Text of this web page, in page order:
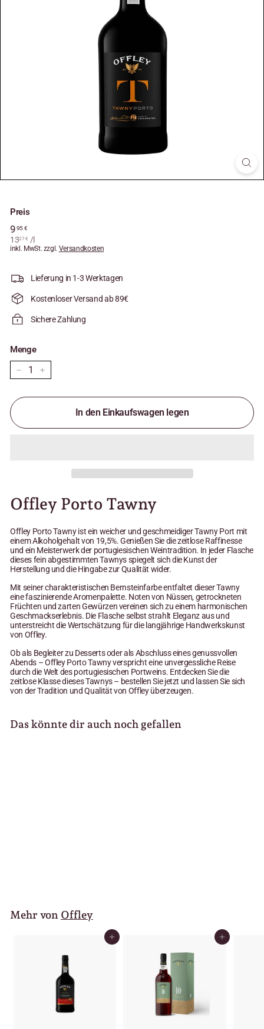
Preis
Normaler
Preis
995 €
€
1327 € 13,27
€
/l
inkl. MwSt. zzgl. Versandkosten
Lieferung in 1-3 Werktagen
Kostenloser Versand ab 89€
Sichere Zahlung
Menge
− +
In den Einkaufswagen legen
Offley Porto Tawny
Offley Porto Tawny ist ein weicher und geschmeidiger Tawny Port mit
einem Alkoholgehalt von 19,5%. Genießen Sie die zeitlose Raffinesse
und ein Meisterwerk der portugiesischen Weintradition. In jeder Flasche
dieses fein abgestimmten Tawnys spiegelt sich die Kunst der
Herstellung und die Hingabe zur Qualität wider.
Mit seiner charakteristischen Bernsteinfarbe entfaltet dieser Tawny
eine faszinierende Aromenpalette. Noten von Nüssen, getrockneten
Früchten und zarten Gewürzen vereinen sich zu einem harmonischen
Geschmackserlebnis. Die Flasche selbst strahlt Eleganz aus und
unterstreicht die Wertschätzung für die langjährige Handwerkskunst
von Offley.
Ob als Begleiter zu Desserts oder als Abschluss eines genussvollen
Abends – Offley Porto Tawny verspricht eine unvergessliche Reise
durch die Welt des portugiesischen Portweins. Entdecken Sie die
zeitlose Klasse dieses Tawnys – bestellen Sie jetzt und lassen Sie sich
von der Tradition und Qualität von Offley überzeugen.
Das könnte dir auch noch gefallen
Mehr von Offley
In den Einkaufswagen legen In den Einkaufswagen legen